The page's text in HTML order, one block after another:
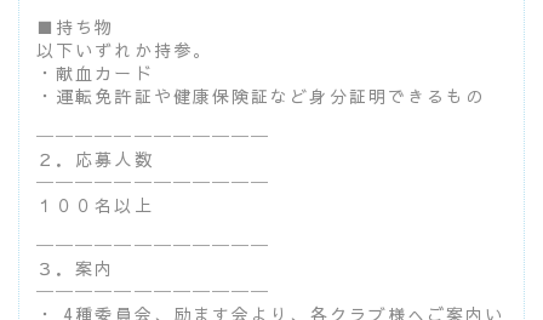
■持ち物
以下いずれか持参。
・献血カード
・運転免許証や健康保険証など身分証明できるもの
────────────
２．応募人数
────────────
１００名以上
────────────
３．案内
────────────
・ 4種委員会、励ます会より、各クラブ様へご案内い